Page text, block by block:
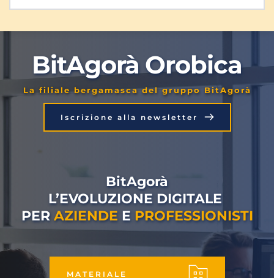
BitAgorà Orobica
La filiale bergamasca del gruppo BitAgorà
Iscrizione alla newsletter
BitAgorà
L’EVOLUZIONE DIGITALE
PER AZIENDE E PROFESSIONISTI
MATERIALE